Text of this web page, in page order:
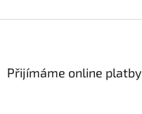
Přijímáme online platby